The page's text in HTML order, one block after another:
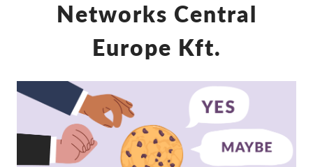
spoločnosti
Reports & Resources
Exercise your rights!
Pordporte nás!
Členstvo
Príspevky
Networks Central
Europe Kft.